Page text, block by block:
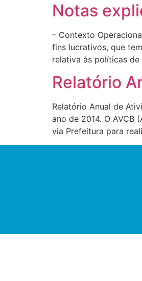
Notas
– Contexto
fins lucrativos, que
relativa às políticas
Relatório
Relatório Anual de
ano de 2014. O
via Prefeitura para